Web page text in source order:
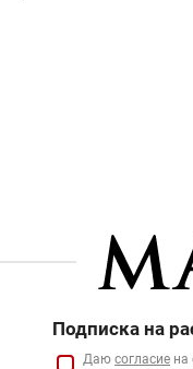
Подписка на
Даю согласие на